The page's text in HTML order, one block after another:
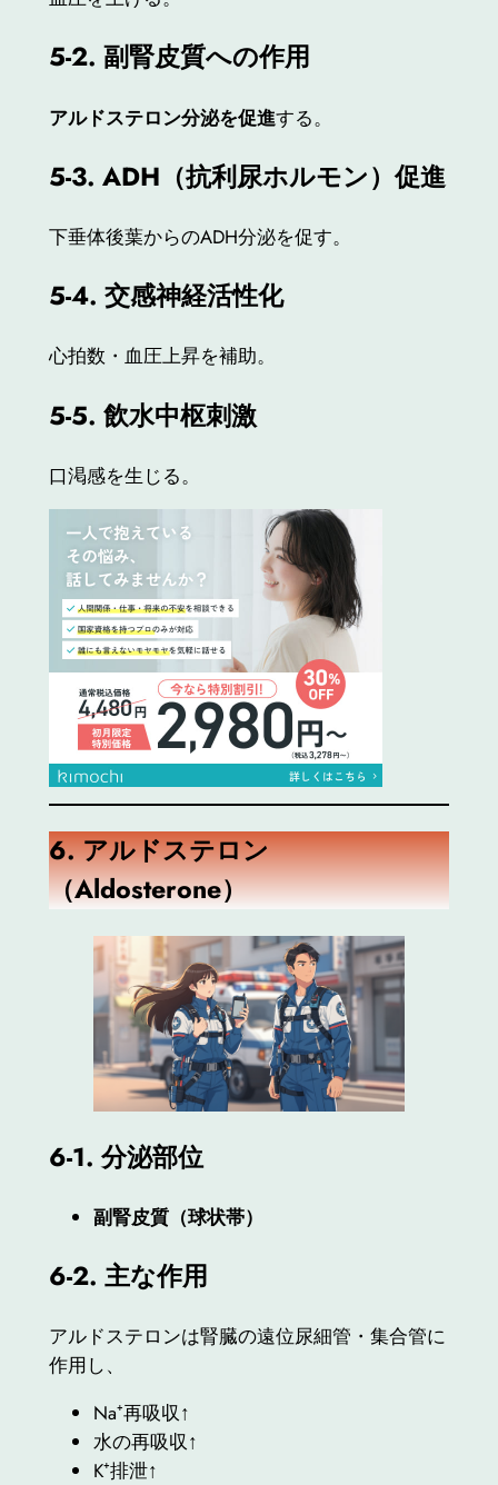
5-2. 副腎皮質への作用
アルドステロン分泌を促進する。
5-3. ADH （抗利尿ホルモン）促進
下垂体後葉からのADH分泌を促す。
5-4. 交感神経活性化
心拍数・血圧上昇を補助。
5-5. 飲水中枢刺激
口渇感を生じる。
6.アルドステロン
（Aldosterone）
6-1.分泌部位
副腎皮質（球状帯）
6-2. 主な作用
アルドステロンは腎臓の遠位尿細管・集合管に
作用し、
Na⁺再吸収↑
水の再吸収↑
K⁺排泄↑